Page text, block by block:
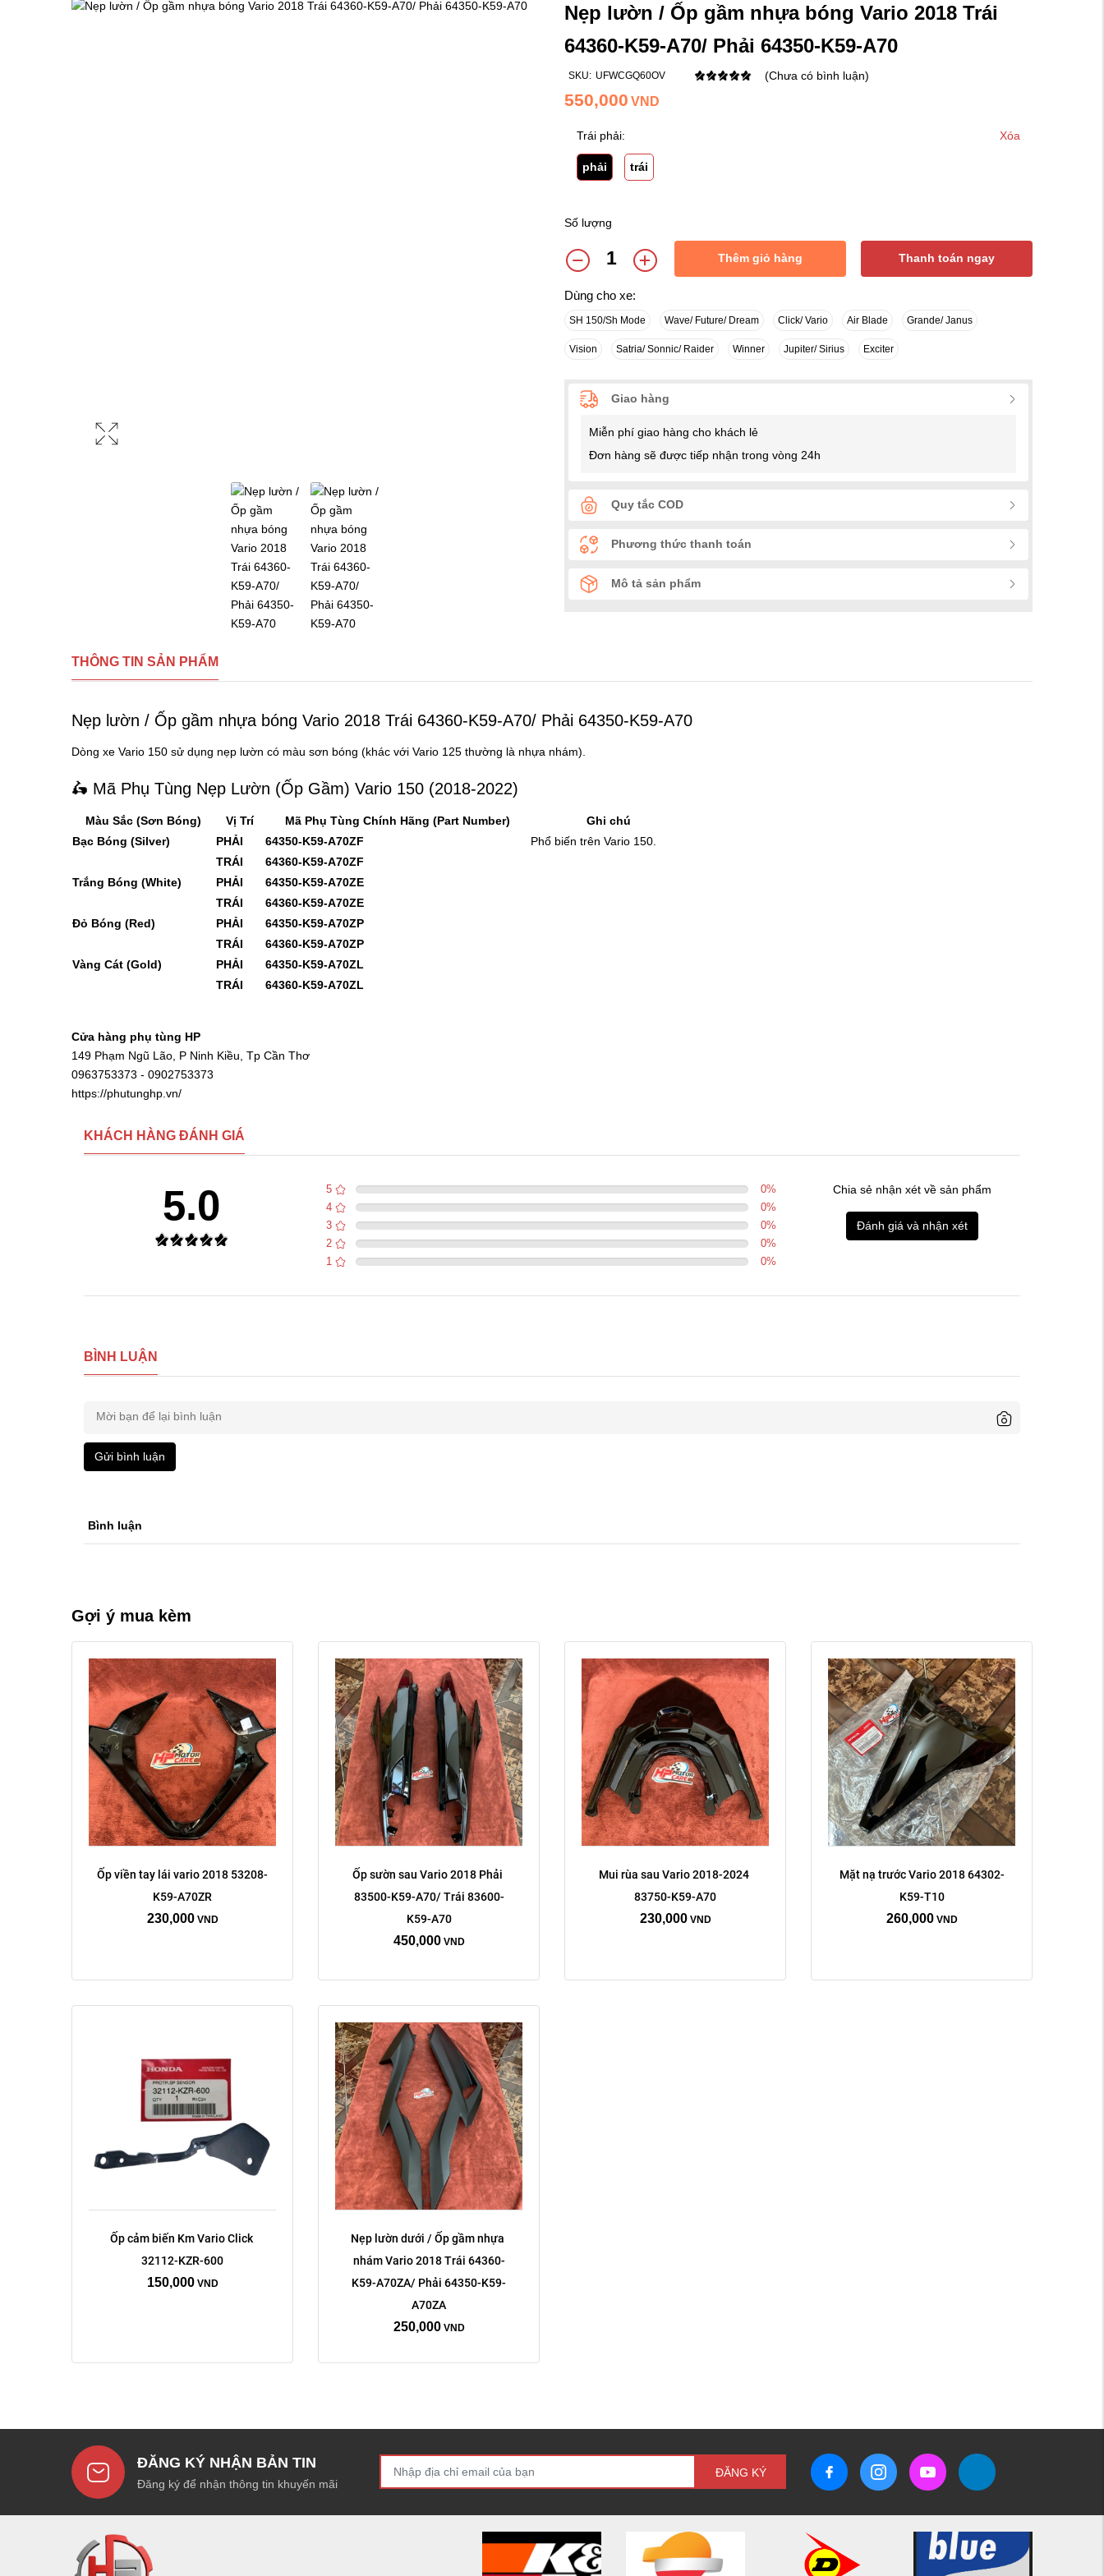
Nẹp lườn / Ốp gầm nhựa bóng Vario 2018 Trái
64360-K59-A70/ Phải 64350-K59-A70
SKU: UFWCGQ60OV (Chưa có bình luận)
550,000 VND
Trái phải: Xóa
phải trái
Số lượng
Thêm giỏ hàng Thanh toán ngay
Dùng cho xe:
SH 150/Sh Mode Wave/ Future/ Dream Click/ Vario Air Blade Grande/ Janus
Vision Satria/ Sonnic/ Raider Winner Jupiter/ Sirius Exciter
Giao hàng
Miễn phí giao hàng cho khách lẻ
Đơn hàng sẽ được tiếp nhận trong vòng 24h
Quy tắc COD
Phương thức thanh toán
Mô tả sản phẩm
THÔNG TIN SẢN PHẨM
Nẹp lườn / Ốp gầm nhựa bóng Vario 2018 Trái 64360-K59-A70/ Phải 64350-K59-A70
Dòng xe Vario 150 sử dụng nẹp lườn có màu sơn bóng (khác với Vario 125 thường là nhựa nhám).
🛵 Mã Phụ Tùng Nẹp Lườn (Ốp Gầm) Vario 150 (2018-2022)
Màu Sắc (Sơn Bóng) Vị Trí Mã Phụ Tùng Chính Hãng (Part Number)
Ghi chú
Bạc Bóng (Silver)
PHẢI 64350-K59-A70ZF
Phổ biến trên Vario 150.
TRÁI
64360-K59-A70ZF
Trắng Bóng (White)
PHẢI
64350-K59-A70ZE
TRÁI
64360-K59-A70ZE
Đỏ Bóng (Red)
PHẢI
64350-K59-A70ZP
TRÁI
64360-K59-A70ZP
Vàng Cát (Gold)
PHẢI
64350-K59-A70ZL
TRÁI
64360-K59-A70ZL
Cửa hàng phụ tùng HP
149 Phạm Ngũ Lão, P Ninh Kiều, Tp Cần Thơ
0963753373 - 0902753373
https://phutunghp.vn/
KHÁCH HÀNG ĐÁNH GIÁ
5.0 5 0%
4
0%
3
0%
2
0%
1
0%
Chia sẻ nhận xét về sản phẩm
Đánh giá và nhận xét
BÌNH LUẬN
Gửi bình luận
Bình luận
Gợi ý mua kèm
Ốp viền tay lái vario 2018 53208-
K59-A70ZR
230,000 VND
Ốp sườn sau Vario 2018 Phải
83500-K59-A70/ Trái 83600-
K59-A70
450,000 VND
Mui rùa sau Vario 2018-2024
83750-K59-A70
230,000 VND
Mặt nạ trước Vario 2018 64302-
K59-T10
260,000 VND
Ốp cảm biến Km Vario Click
32112-KZR-600
150,000 VND
Trái phải:
phải
trái
Xóa
Nẹp lườn dưới / Ốp gầm nhựa
nhám Vario 2018 Trái 64360-
K59-A70ZA/ Phải 64350-K59-
A70ZA
250,000 VND
ĐĂNG KÝ NHẬN BẢN TIN
Đăng ký để nhận thông tin khuyến mãi
ĐĂNG KÝ